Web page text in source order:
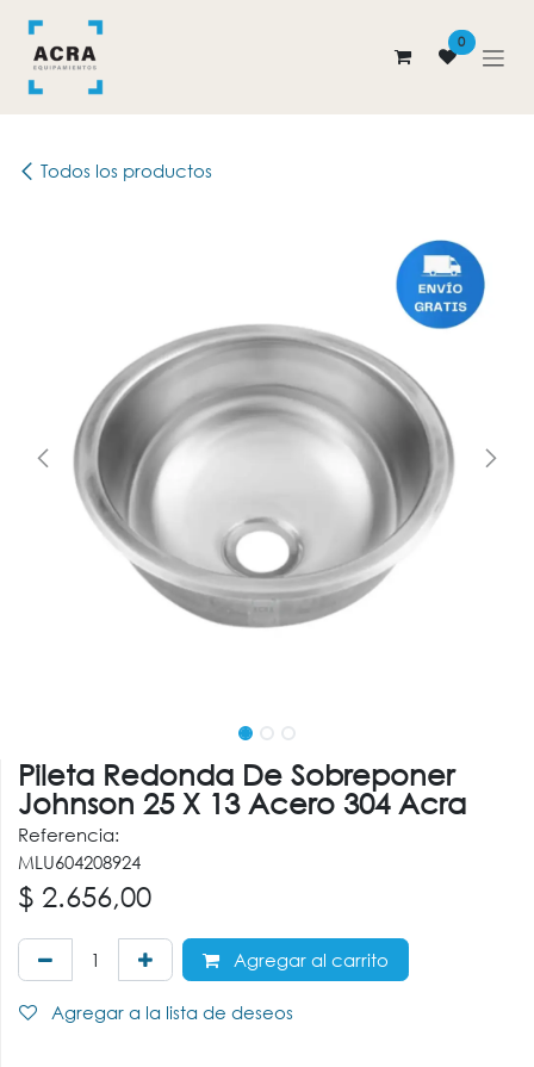
0
Todos los productos
Pileta Redonda De Sobreponer
Johnson 25 X 13 Acero 304 Acra
Referencia:
MLU604208924
$ 2.656,00
Agregar al carrito
Agregar a la lista de deseos